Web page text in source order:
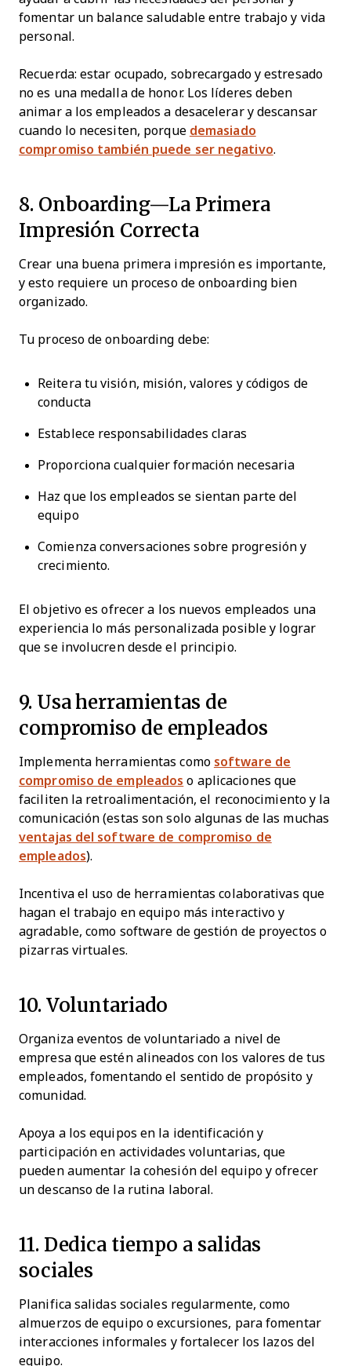
fomentar un balance saludable entre trabajo y vida
personal.
Recuerda: estar ocupado, sobrecargado y estresado
no es una medalla de honor. Los líderes deben
animar a los empleados a desacelerar y descansar
cuando lo necesiten, porque demasiado
compromiso también puede ser negativo.
8. Onboarding—La Primera
Impresión Correcta
Crear una buena primera impresión es importante,
y esto requiere un proceso de onboarding bien
organizado.
Tu proceso de onboarding debe:
Reitera tu visión, misión, valores y códigos de
conducta
Establece responsabilidades claras
Proporciona cualquier formación necesaria
Haz que los empleados se sientan parte del
equipo
Comienza conversaciones sobre progresión y
crecimiento.
El objetivo es ofrecer a los nuevos empleados una
experiencia lo más personalizada posible y lograr
que se involucren desde el principio.
9. Usa herramientas de
compromiso de empleados
Implementa herramientas como software de
compromiso de empleados o aplicaciones que
faciliten la retroalimentación, el reconocimiento y la
comunicación (estas son solo algunas de las muchas
ventajas del software de compromiso de
empleados).
Incentiva el uso de herramientas colaborativas que
hagan el trabajo en equipo más interactivo y
agradable, como software de gestión de proyectos o
pizarras virtuales.
10. Voluntariado
Organiza eventos de voluntariado a nivel de
empresa que estén alineados con los valores de tus
empleados, fomentando el sentido de propósito y
comunidad.
Apoya a los equipos en la identificación y
participación en actividades voluntarias, que
pueden aumentar la cohesión del equipo y ofrecer
un descanso de la rutina laboral.
11. Dedica tiempo a salidas
sociales
Planifica salidas sociales regularmente, como
almuerzos de equipo o excursiones, para fomentar
interacciones informales y fortalecer los lazos del
equipo.